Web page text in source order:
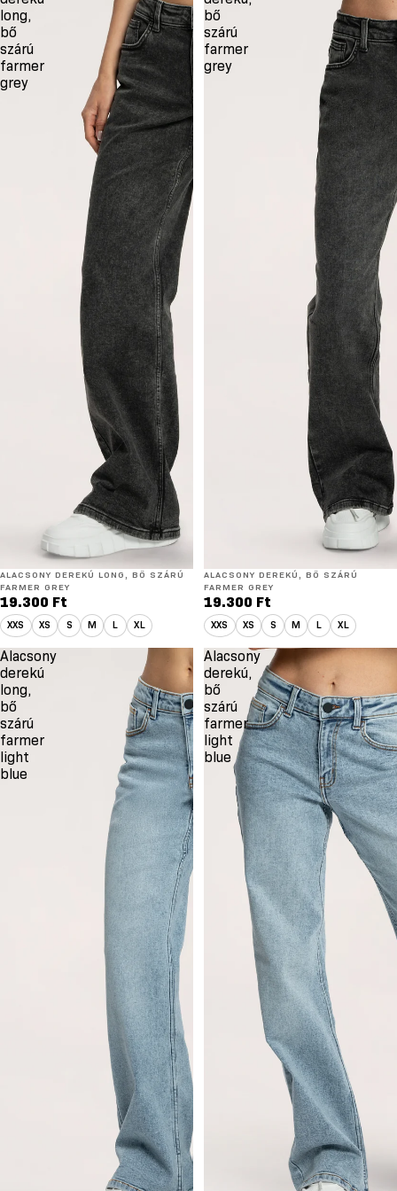
long,
bő
szárú
farmer
grey
ÚJ
LONG
ALACSONY DEREKÚ LONG, BŐ SZÁRÚ
FARMER GREY
19.300 Ft
XXS XS S M L XL
bő
szárú
farmer
grey
ÚJ
ALACSONY DEREKÚ, BŐ SZÁRÚ
FARMER GREY
19.300 Ft
XXS XS S M L XL
Alacsony
derekú
long,
bő
szárú
farmer
light
blue
Alacsony
derekú,
bő
szárú
farmer
light
blue